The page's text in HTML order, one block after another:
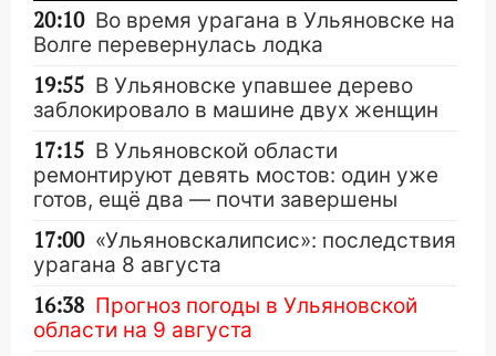
20:10 Во время урагана в Ульяновске на
Волге перевернулась лодка
19:55 В Ульяновске упавшее дерево
заблокировало в машине двух женщин
17:15 В Ульяновской области
ремонтируют девять мостов: один уже
готов, ещё два — почти завершены
17:00 «Ульяновскалипсис»: последствия
урагана 8 августа
16:38 Прогноз погоды в Ульяновской
области на 9 августа